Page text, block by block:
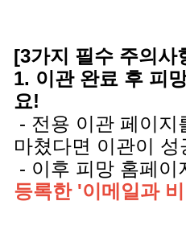
[3가지 필수 주의사
1. 이관 완료 후 피
요!
- 전용 이관 페이지
마쳤다면 이관이
- 이후 피망 홈페이
등록한 '이메일과